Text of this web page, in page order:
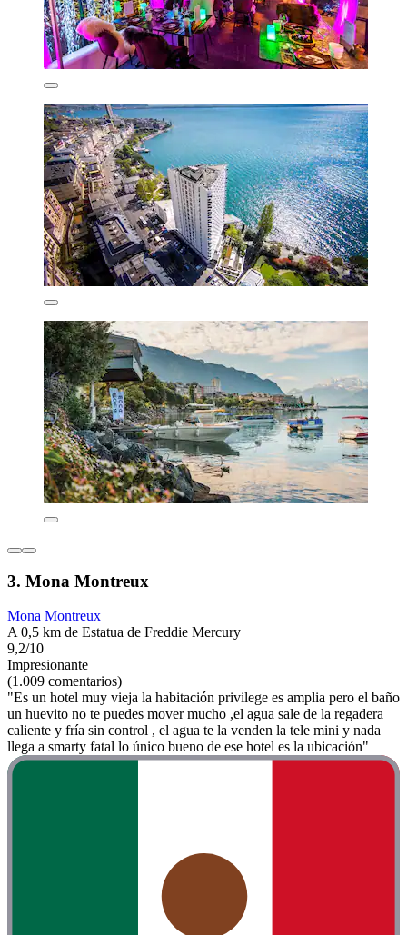
3. Mona Montreux
Mona Montreux
A 0,5 km de Estatua de Freddie Mercury
9,2/10
Impresionante
(1.009 comentarios)
"Es un hotel muy vieja la habitación privilege es amplia pero el baño
un huevito no te puedes mover mucho ,el agua sale de la regadera
caliente y fría sin control , el agua te la venden la tele mini y nada
llega a smarty fatal lo único bueno de ese hotel es la ubicación"